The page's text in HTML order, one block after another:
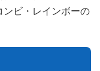
ンビ・レインボーの